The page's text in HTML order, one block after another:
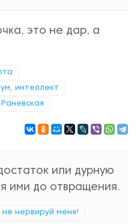
это не дар, а
ум, интеллект
или дурную
ими до отвращения.
не нервируй меня!